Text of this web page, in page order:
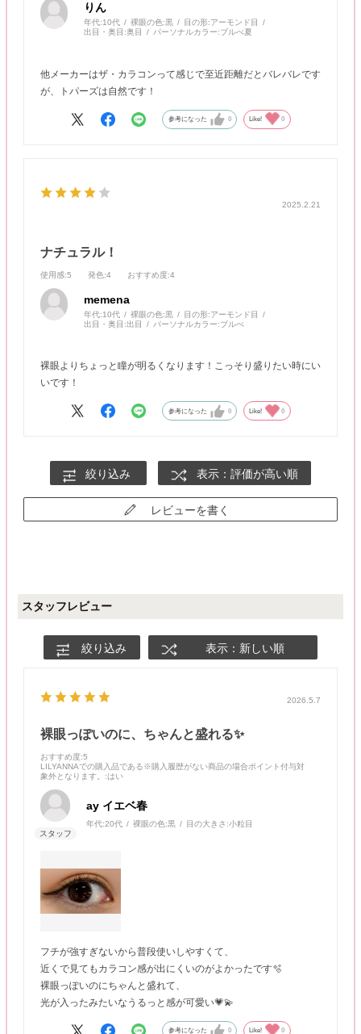
りん
年代:10代 裸眼の色:黒 目の形:アーモンド目
出目・奥目:奥目 パーソナルカラー:ブルべ夏
他メーカーはザ・カラコンって感じで至近距離だとバレバレです
が、トパーズは自然です！
参考になった 0 Like! 0
2025.2.21
ナチュラル！
使用感:5 発色:4 おすすめ度:4
memena
年代:10代 裸眼の色:黒 目の形:アーモンド目
出目・奥目:出目 パーソナルカラー:ブルべ
裸眼よりちょっと瞳が明るくなります！こっそり盛りたい時にい
いです！
参考になった 0 Like! 0
絞り込み 表示：評価が高い順
レビューを書く
スタッフレビュー
絞り込み 表示：新しい順
2026.5.7
裸眼っぽいのに、ちゃんと盛れる✨
おすすめ度:5
LILYANNAでの購入品である※購入履歴がない商品の場合ポイント付与対
象外となります。
:はい
ay イエベ春
年代:20代 裸眼の色:黒 目の大きさ:小粒目
フチが強すぎないから普段使いしやすくて、
近くで見てもカラコン感が出にくいのがよかったです🫧
裸眼っぽいのにちゃんと盛れて、
光が入ったみたいなうるっと感が可愛い💗💫
参考になった 0 Like! 0